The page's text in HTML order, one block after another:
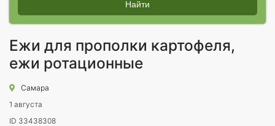
Найти
Ежи для прополки картофеля,
ежи ротационные
Самара
1 августа
ID 33438308